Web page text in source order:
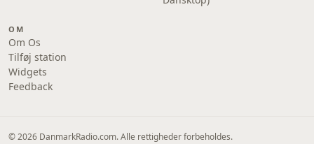
OM
Om Os
Tilføj station
Widgets
Feedback
© 2026 DanmarkRadio.com. Alle rettigheder forbeholdes.